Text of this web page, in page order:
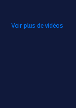
Voir plus de vidéos